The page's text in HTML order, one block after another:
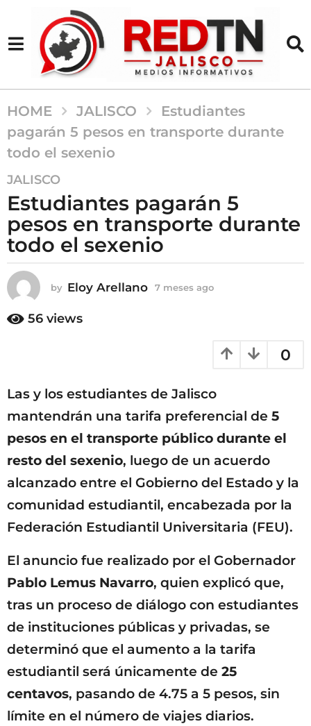
HOME JALISCO
Estudiantes
pagarán 5 pesos en transporte durante
todo el sexenio
7
m
e
s
e
a
g
7
e
s
g
o
JALISCO
Estudiantes pagarán 5
pesos en transporte durante
todo el sexenio
by Eloy Arellano 7 meses ago
o
56 views
0
Las y los estudiantes de Jalisco
mantendrán una tarifa preferencial de 5
pesos en el transporte público durante el
resto del sexenio, luego de un acuerdo
alcanzado entre el Gobierno del Estado y la
comunidad estudiantil, encabezada por la
Federación Estudiantil Universitaria (FEU).
El anuncio fue realizado por el Gobernador
Pablo Lemus Navarro, quien explicó que,
tras un proceso de diálogo con estudiantes
de instituciones públicas y privadas, se
determinó que el aumento a la tarifa
estudiantil será únicamente de 25
centavos, pasando de 4.75 a 5 pesos, sin
límite en el número de viajes diarios.